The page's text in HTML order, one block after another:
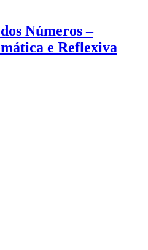
Números –
e Reflexiva